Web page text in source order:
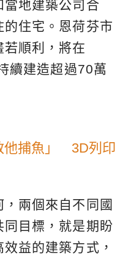
地建築公司合
住宅。恩荷芬市
順利，將在
續建造超過70萬
他捕魚」 3D列印
兩個來自不同國
同目標，就是期盼
益的建築方式，